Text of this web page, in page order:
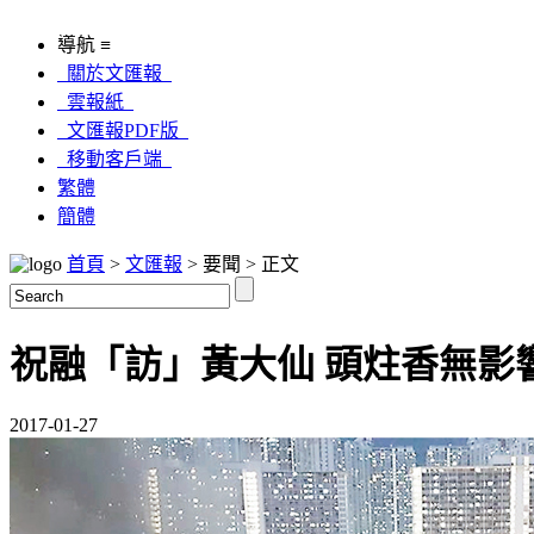
導航 ≡
關於文匯報
雲報紙
文匯報PDF版
移動客戶端
繁體
簡體
首頁 > 文匯報 > 要聞 > 正文
祝融「訪」黃大仙 頭炷香無影
2017-01-27